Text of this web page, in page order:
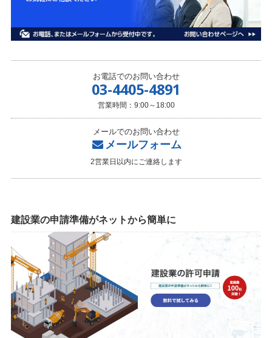
お電話でのお問い合わせ
03-4405-4891
営業時間：9:00～18:00
メールでのお問い合わせ
メールフォーム
2営業日以内にご連絡します
建設業の申請準備がネットから簡単に